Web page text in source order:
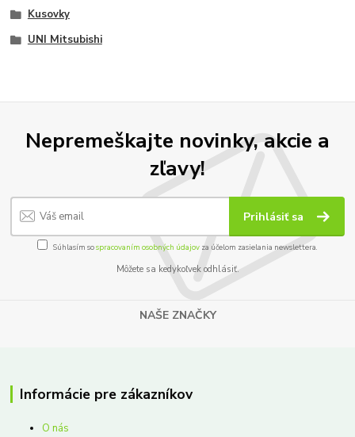
Kusovky
UNI Mitsubishi
Nepremeškajte novinky, akcie a
zľavy!
Prihlásiť sa
Súhlasím sospracovaním osobných údajov za účelom zasielania newslettera.
Môžete sa kedykoľvek odhlásiť.
NAŠE ZNAČKY
Informácie pre zákazníkov
O nás